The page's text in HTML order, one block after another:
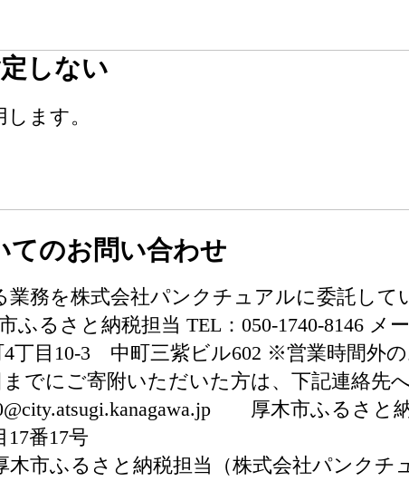
しない
ます。
のお問い合わせ
務を株式会社パンクチュアルに委託し
るさと納税担当 TEL：050-1740-8146 メー
4丁目10-3 中町三紫ビル602 ※営業時間外
でにご寄附いただいた方は、下記連絡先
厚木市ふるさと
番17号
市ふるさと納税担当（株式会社パンクチ